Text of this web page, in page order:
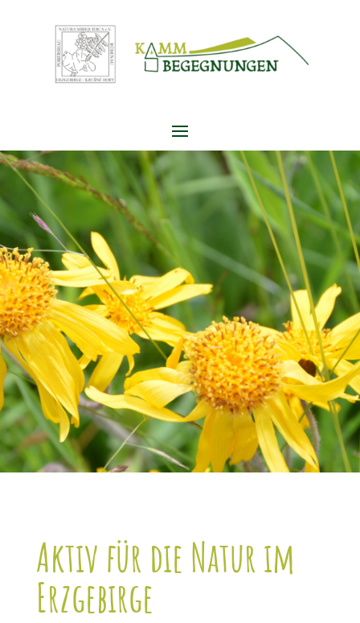
Aktiv für die Natur im
Erzgebirge